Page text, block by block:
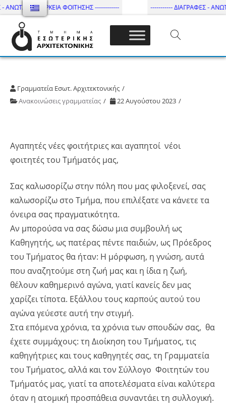
ΔΙΑΡΚΕΙΑ ΦΟΙΤΗΣΗΣ ------------ ----------- ΔΙΑΓΡΑΦΕΣ -
Τμήμα Εσωτ. Αρχιτεκτονικής – ΔΙ.ΠΑ.Ε
Γραμματεία Εσωτ. Αρχιτεκτονικής
Ανακοινώσεις γραμματείας
22 Αυγούστου 2023
Αγαπητές νέες φοιτήτριες και αγαπητοί νέοι
φοιτητές του Τμήματός μας,
Σας καλωσορίζω στην πόλη που μας φιλοξενεί, σας
καλωσορίζω στο Τμήμα, που επιλέξατε να κάνετε τα
όνειρα σας πραγματικότητα.
Αν μπορούσα να σας δώσω μια συμβουλή ως
Καθηγητής, ως πατέρας πέντε παιδιών, ως Πρόεδρος
του Τμήματος θα ήταν: Η μόρφωση, η γνώση, αυτά
που αναζητούμε στη ζωή μας και η ίδια η ζωή,
θέλουν καθημερινό αγώνα, γιατί κανείς δεν μας
χαρίζει τίποτα. Εξάλλου τους καρπούς αυτού του
αγώνα γεύεστε αυτή την στιγμή.
Στα επόμενα χρόνια, τα χρόνια των σπουδών σας, θα
έχετε συμμάχους: τη Διοίκηση του Τμήματος, τις
καθηγήτριες και τους καθηγητές σας, τη Γραμματεία
του Τμήματος, αλλά και τον Σύλλογο Φοιτητών του
Τμήματός μας, γιατί τα αποτελέσματα είναι καλύτερα
όταν η ατομική προσπάθεια συναντάει τη συλλογική.